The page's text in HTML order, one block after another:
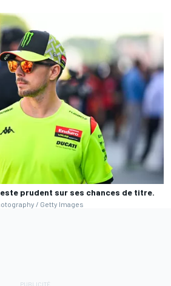
prudent sur ses chances de titre.
/ Getty Images